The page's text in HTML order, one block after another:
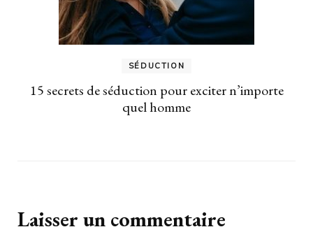
SÉDUCTION
15 secrets de séduction pour exciter n’importe
quel homme
Laisser un commentaire